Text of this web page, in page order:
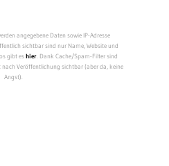
angegebene Daten sowie IP-Adresse
sichtbar sind nur Name, Website und
gibt eshier. Dank Cache/Spam-Filter sind
Veröffentlichung sichtbar (aber da, keine
Angst).